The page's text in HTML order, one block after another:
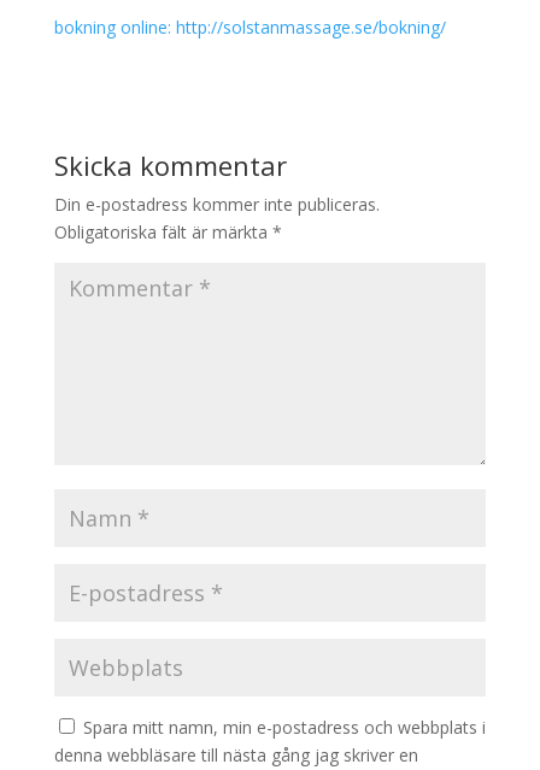
bokning online: http://solstanmassage.se/bokning/
Skicka kommentar
Din e-postadress kommer inte publiceras.
Obligatoriska fält är märkta *
Spara mitt namn, min e-postadress och webbplats i
denna webbläsare till nästa gång jag skriver en